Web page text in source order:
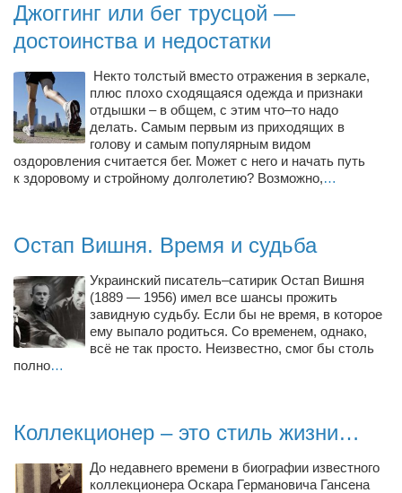
Ольга Чикина
Здоровье
Врач психиатр–нарколог Анплеев А.Б.
Косметологическое отделение КП Сумская
городская клиническая больница №4
Оптика — Медтехника
«Винегрет» — демократичный ресторан
«ЧАЙ — КАВА» магазин — кафе
Магазины
Багетный двор
МАГАЗИН СТИХОВ НА ЗАКАЗ
Джоггинг или бег трусцой —
достоинства и недостатки
Некто толстый вместо отражения в зеркале,
плюс плохо сходящаяся одежда и признаки
отдышки – в общем, с этим что–то надо
делать. Самым первым из приходящих в
голову и самым популярным видом
оздоровления считается бег. Может с него и начать путь
к здоровому и стройному долголетию? Возможно,…
Остап Вишня. Время и судьба
Украинский писатель–сатирик Остап Вишня
(1889 — 1956) имел все шансы прожить
завидную судьбу. Если бы не время, в которое
ему выпало родиться. Со временем, однако,
всё не так просто. Неизвестно, смог бы столь
полно…
Коллекционер – это стиль жизни…
До недавнего времени в биографии известного
коллекционера Оскара Германовича Гансена